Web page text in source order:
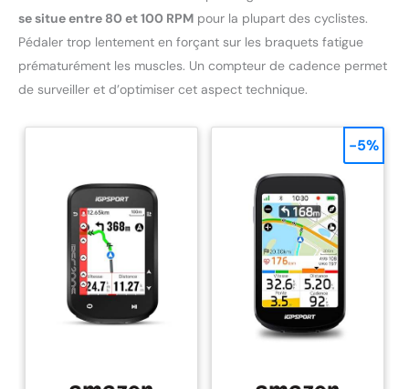
se situe entre 80 et 100 RPM pour la plupart des cyclistes.
Pédaler trop lentement en forçant sur les braquets fatigue
prématurément les muscles. Un compteur de cadence permet
de surveiller et d’optimiser cet aspect technique.
-5%